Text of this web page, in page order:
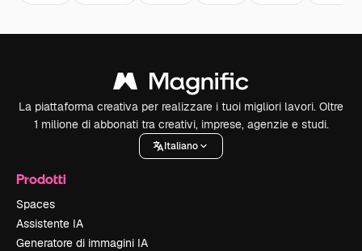
La piattaforma creativa per realizzare i tuoi migliori lavori. Oltre
1 milione di abbonati tra creativi, imprese, agenzie e studi.
Italiano
Prodotti
Spaces
Assistente IA
Generatore di immagini IA